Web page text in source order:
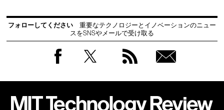
フォローしてください
重要なテクノロジーとイノベーションのニュー
スをSNSやメールで受け取る